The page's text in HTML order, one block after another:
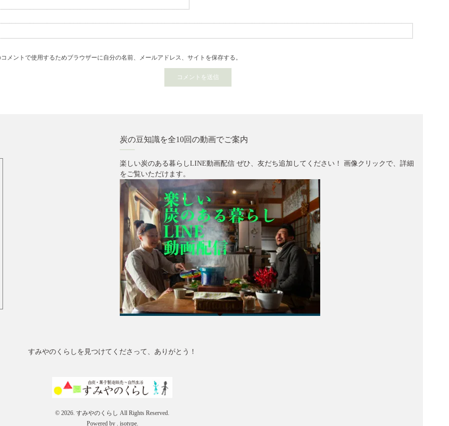
メントで使用するためブラウザーに自分の名前、メールアドレス、サイトを保存する。
炭の豆知識を全10回の動画でご案内
楽しい炭のある暮らしLINE動画配信 ぜひ、友だち追加してください！ 画像クリックで、詳細
をご覧いただけます。
すみやのくらしを見つけてくださって、ありがとう！
© 2026. すみやのくらし All Rights Reserved.
Powered by . isotype.